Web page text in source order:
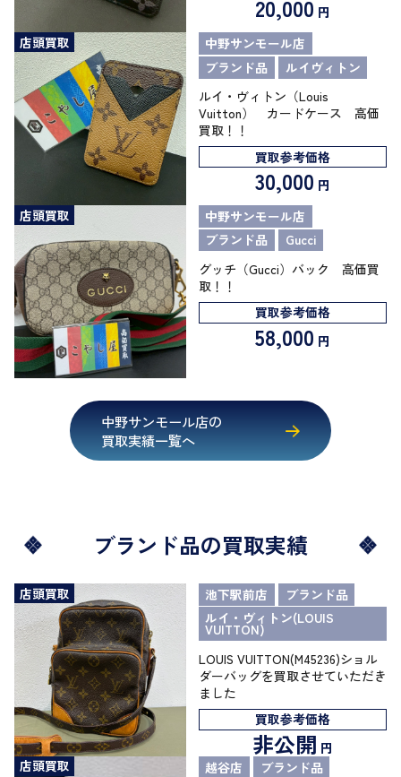
20,000 円
店頭買取
中野サンモール店
ブランド品
ルイヴィトン
ルイ・ヴィトン（Louis
Vuitton） カードケース 高価
買取！！
買取参考価格
30,000 円
店頭買取
中野サンモール店
ブランド品
Gucci
グッチ（Gucci）バック 高価買
取！！
買取参考価格
58,000 円
中野サンモール店の
買取実績一覧へ
ブランド品の買取実績
店頭買取 池下駅前店
ブランド品
ルイ・ヴィトン(LOUIS
VUITTON)
LOUIS VUITTON(M45236)ショル
ダーバッグを買取させていただき
ました
買取参考価格
非公開 円
店頭買取
越谷店
ブランド品